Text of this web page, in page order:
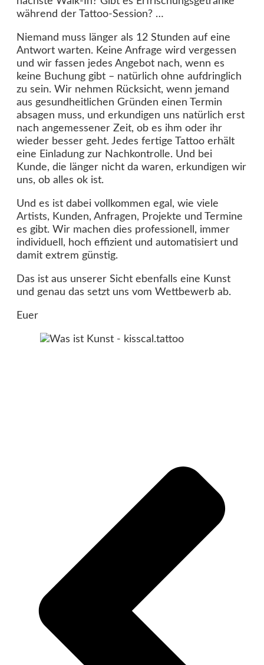
während der Tattoo-Session? …
Niemand muss länger als 12 Stunden auf eine
Antwort warten. Keine Anfrage wird vergessen
und wir fassen jedes Angebot nach, wenn es
keine Buchung gibt – natürlich ohne aufdringlich
zu sein. Wir nehmen Rücksicht, wenn jemand
aus gesundheitlichen Gründen einen Termin
absagen muss, und erkundigen uns natürlich erst
nach angemessener Zeit, ob es ihm oder ihr
wieder besser geht. Jedes fertige Tattoo erhält
eine Einladung zur Nachkontrolle. Und bei
Kunde, die länger nicht da waren, erkundigen wir
uns, ob alles ok ist.
Und es ist dabei vollkommen egal, wie viele
Artists, Kunden, Anfragen, Projekte und Termine
es gibt. Wir machen dies professionell, immer
individuell, hoch effizient und automatisiert und
damit extrem günstig.
Das ist aus unserer Sicht ebenfalls eine Kunst
und genau das setzt uns vom Wettbewerb ab.
Euer